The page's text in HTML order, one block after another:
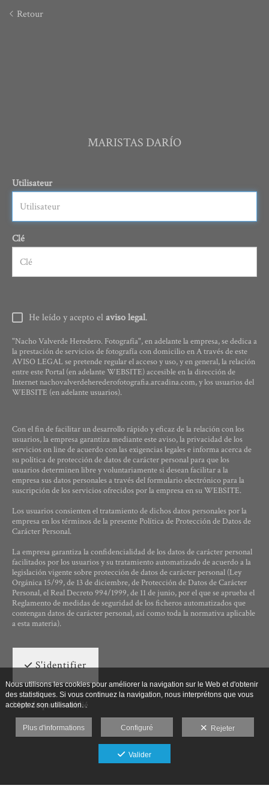
Retour
MARISTAS DARÍO
Utilisateur
Clé
He leído y acepto elaviso legal.
"Nacho Valverde Heredero. Fotografía", en adelante la empresa, se dedica a
la prestación de servicios de fotografía con domicilio en A través de este
AVISO LEGAL se pretende regular el acceso y uso, y en general, la relación
entre este Portal (en adelante WEBSITE) accesible en la dirección de
Internet nachovalverdeherederofotografia.arcadina.com, y los usuarios del
WEBSITE (en adelante usuarios).
Con el fin de facilitar un desarrollo rápido y eficaz de la relación con los
usuarios, la empresa garantiza mediante este aviso, la privacidad de los
servicios on line de acuerdo con las exigencias legales e informa acerca de
su política de protección de datos de carácter personal para que los
usuarios determinen libre y voluntariamente si desean facilitar a la
empresa sus datos personales a través del formulario electrónico para la
suscripción de los servicios ofrecidos por la empresa en su WEBSITE.
Los usuarios consienten el tratamiento de dichos datos personales por la
empresa en los términos de la presente Política de Protección de Datos de
Carácter Personal.
La empresa garantiza la confidencialidad de los datos de carácter personal
facilitados por los usuarios y su tratamiento automatizado de acuerdo a la
legislación vigente sobre protección de datos de carácter personal (Ley
Orgánica 15/99, de 13 de diciembre, de Protección de Datos de Carácter
Personal, el Real Decreto 994/1999, de 11 de junio, por el que se aprueba el
Reglamento de medidas de seguridad de los ficheros automatizados que
contengan datos de carácter personal, así como toda la normativa aplicable
a esta materia).
S'identifier
Mot de passe oublié
Nous utilisons les cookies pour améliorer la navigation sur le Web et d'obtenir
des statistiques. Si vous continuez la navigation, nous interprétons que vous
acceptez son utilisation. .
Plus d'informations Configuré Rejeter
Valider